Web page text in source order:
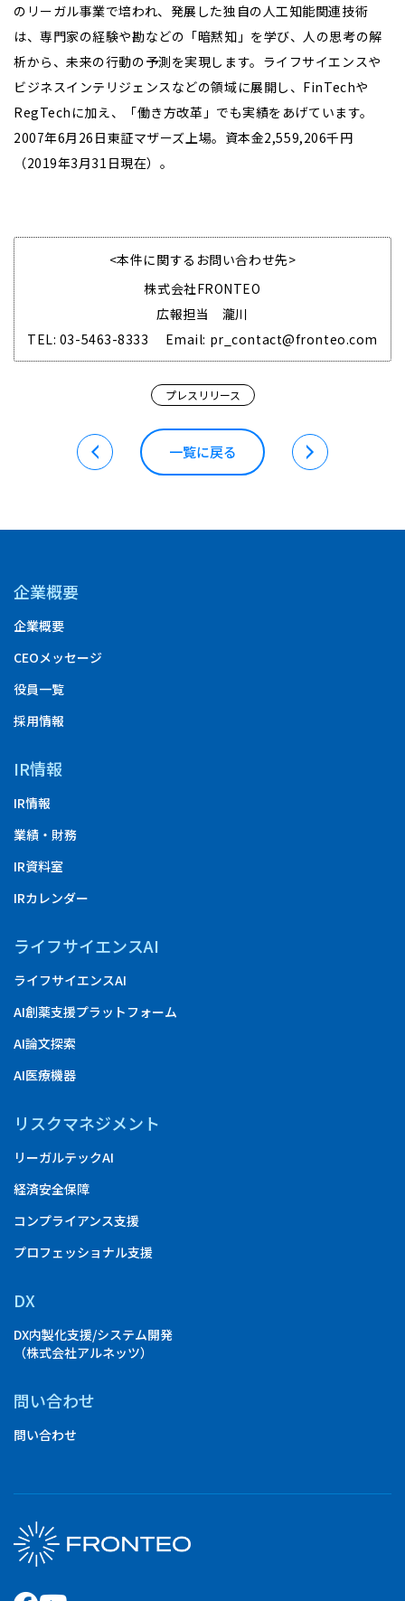
のリーガル事業で培われ、発展した独自の人工知能関連技術
は、専門家の経験や勘などの「暗黙知」を学び、人の思考の解
析から、未来の行動の予測を実現します。ライフサイエンスや
ビジネスインテリジェンスなどの領域に展開し、FinTechや
RegTechに加え、「働き方改革」でも実績をあげています。
2007年6月26日東証マザーズ上場。資本金2,559,206千円
（2019年3月31日現在）。
<本件に関するお問い合わせ先>
株式会社FRONTEO
広報担当 瀧川
TEL: 03-5463-8333 Email: pr_contact@fronteo.com
プレスリリース
一覧に戻る
企業概要
企業概要
CEOメッセージ
役員一覧
採用情報
IR情報
IR情報
業績・財務
IR資料室
IRカレンダー
ライフサイエンスAI
ライフサイエンスAI
AI創薬支援プラットフォーム
AI論文探索
AI医療機器
リスクマネジメント
リーガルテックAI
経済安全保障
コンプライアンス支援
プロフェッショナル支援
DX
DX内製化支援/システム開発
（株式会社アルネッツ）
問い合わせ
問い合わせ